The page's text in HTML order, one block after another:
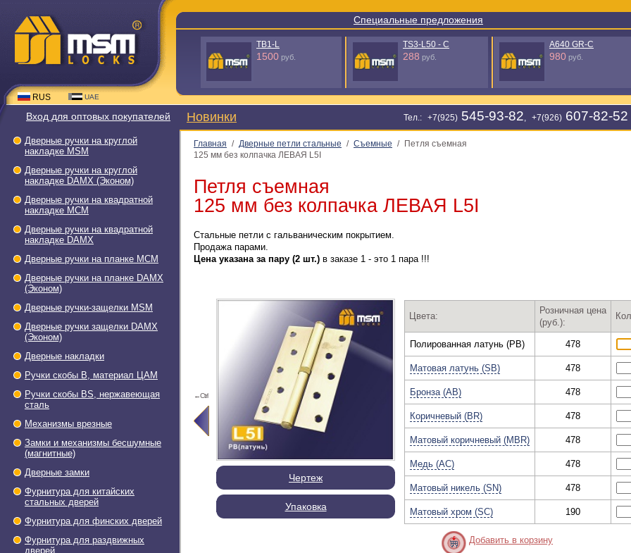
RUS UAE
Специальные предложения
TB1-L
1500 руб.
TS3-L50 - C
288 руб.
A640 GR-C
980 руб.
Вход для оптовых покупателей
Дверные ручки на круглой
накладке МSМ
Дверные ручки на круглой
накладке DAMX (Эконом)
Дверные ручки на квадратной
накладке МСМ
Дверные ручки на квадратной
накладке DAMX
Дверные ручки на планке МСМ
Дверные ручки на планке DAMX
(Эконом)
Дверные ручки-защелки МSМ
Дверные ручки защелки DAMX
(Эконом)
Дверные накладки
Ручки скобы В, материал ЦАМ
Ручки скобы BS, нержавеющая
сталь
Механизмы врезные
Замки и механизмы бесшумные
(магнитные)
Дверные замки
Фурнитура для китайских
стальных дверей
Фурнитура для финских дверей
Фурнитура для раздвижных
дверей
Новинки Тел.: +7(925) 545-93-82, +7(926) 607-82-52
Главная / Дверные петли стальные / Съемные /
Петля съемная
125 мм без колпачка ЛЕВАЯ L5I
Петля съемная
125 мм без колпачка ЛЕВАЯ L5I
Стальные петли с гальваническим покрытием.
Продажа парами.
Цена указана за пару (2 шт.) в заказе 1 - это 1 пара !!!
←Ctrl
Чертеж
Упаковка
Цвета:
Розничная цена
(руб.):
Полированная латунь (PB) 478
Матовая латунь (SB) 478
Бронза (AB) 478
Коричневый (BR) 478
Матовый коричневый (MBR) 478
Медь (AC) 478
Матовый никель (SN) 478
Матовый хром (SC) 190
Добавить в корзину